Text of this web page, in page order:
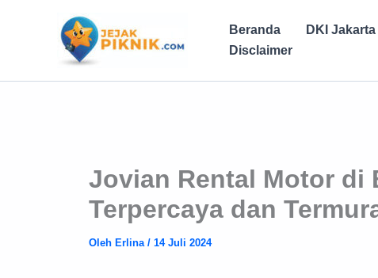
Beranda DKI Jakarta
Disclaimer
Jovian Rental Motor di
Terpercaya dan
Oleh Erlina / 14 Juli 2024